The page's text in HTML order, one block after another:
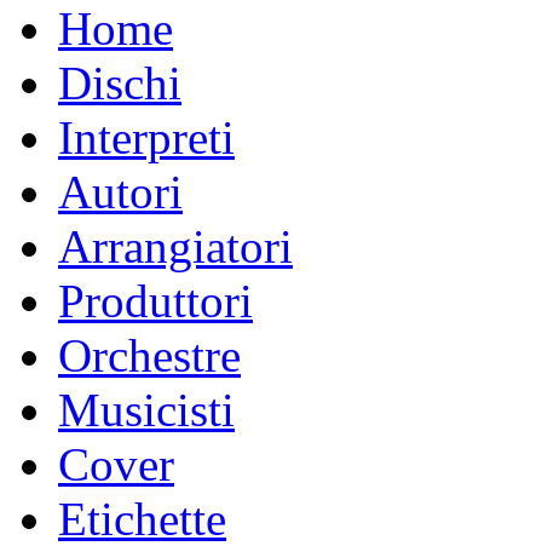
Home
Dischi
Interpreti
Autori
Arrangiatori
Produttori
Orchestre
Musicisti
Cover
Etichette